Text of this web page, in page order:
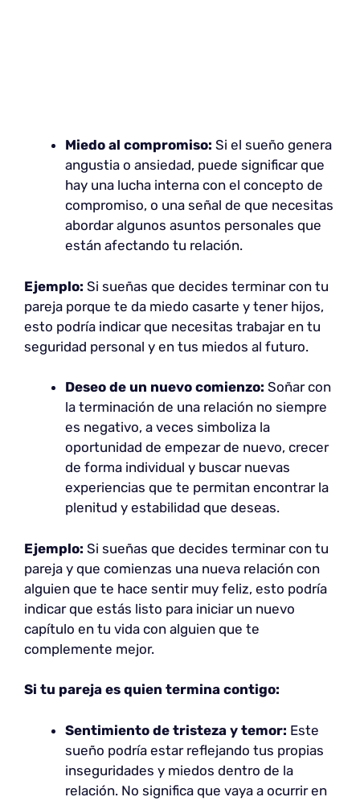
Miedo al compromiso: Si el sueño genera
angustia o ansiedad, puede significar que
hay una lucha interna con el concepto de
compromiso, o una señal de que necesitas
abordar algunos asuntos personales que
están afectando tu relación.
Ejemplo: Si sueñas que decides terminar con tu
pareja porque te da miedo casarte y tener hijos,
esto podría indicar que necesitas trabajar en tu
seguridad personal y en tus miedos al futuro.
Deseo de un nuevo comienzo: Soñar con
la terminación de una relación no siempre
es negativo, a veces simboliza la
oportunidad de empezar de nuevo, crecer
de forma individual y buscar nuevas
experiencias que te permitan encontrar la
plenitud y estabilidad que deseas.
Ejemplo: Si sueñas que decides terminar con tu
pareja y que comienzas una nueva relación con
alguien que te hace sentir muy feliz, esto podría
indicar que estás listo para iniciar un nuevo
capítulo en tu vida con alguien que te
complemente mejor.
Si tu pareja es quien termina contigo:
Sentimiento de tristeza y temor: Este
sueño podría estar reflejando tus propias
inseguridades y miedos dentro de la
relación. No significa que vaya a ocurrir en